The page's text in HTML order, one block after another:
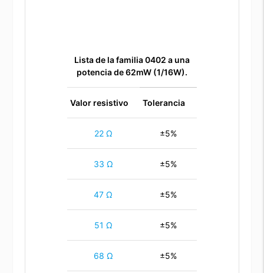
Lista de la familia 0402 a una
potencia de 62mW (1/16W).
Valor resistivo Tolerancia
22 Ω ±5%
33 Ω ±5%
47 Ω ±5%
51 Ω ±5%
68 Ω ±5%